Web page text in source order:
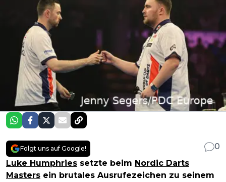
Folgt uns auf Google!
0
Luke Humphries setzte beim Nordic Darts
Masters ein brutales Ausrufezeichen zu seinem